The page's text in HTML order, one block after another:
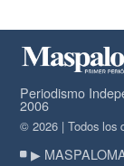
Periodismo
2006
© 2026 | Todos los
▶